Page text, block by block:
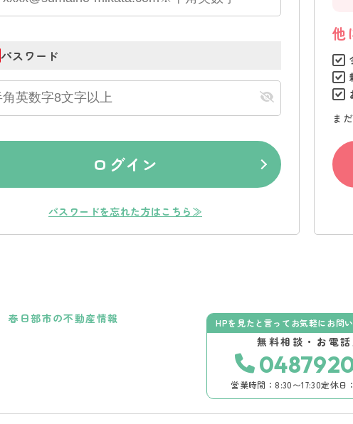
パスワード
ログイン
パスワードを忘れた方はこちら≫
他
ま
春日部市の不動産情報 HPを見たと言ってお気軽にお問
無料相談・お電
営業時間：8:30〜17:30定休日